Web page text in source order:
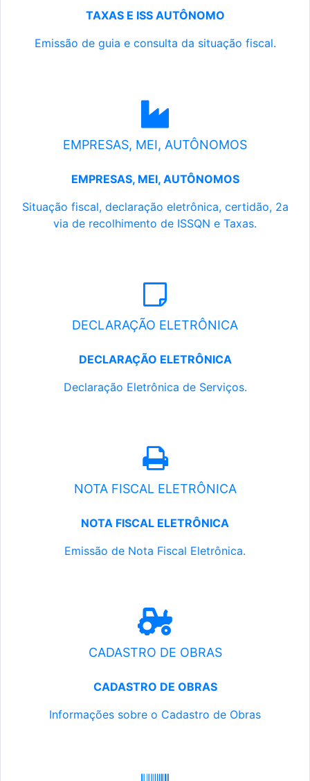
TAXAS E ISS AUTÔNOMO
Emissão de guia e consulta da situação fiscal.
EMPRESAS, MEI, AUTÔNOMOS
EMPRESAS, MEI, AUTÔNOMOS
Situação fiscal, declaração eletrônica, certidão, 2a
via de recolhimento de ISSQN e Taxas.
DECLARAÇÃO ELETRÔNICA
DECLARAÇÃO ELETRÔNICA
Declaração Eletrônica de Serviços.
NOTA FISCAL ELETRÔNICA
NOTA FISCAL ELETRÔNICA
Emissão de Nota Fiscal Eletrônica.
CADASTRO DE OBRAS
CADASTRO DE OBRAS
Informações sobre o Cadastro de Obras